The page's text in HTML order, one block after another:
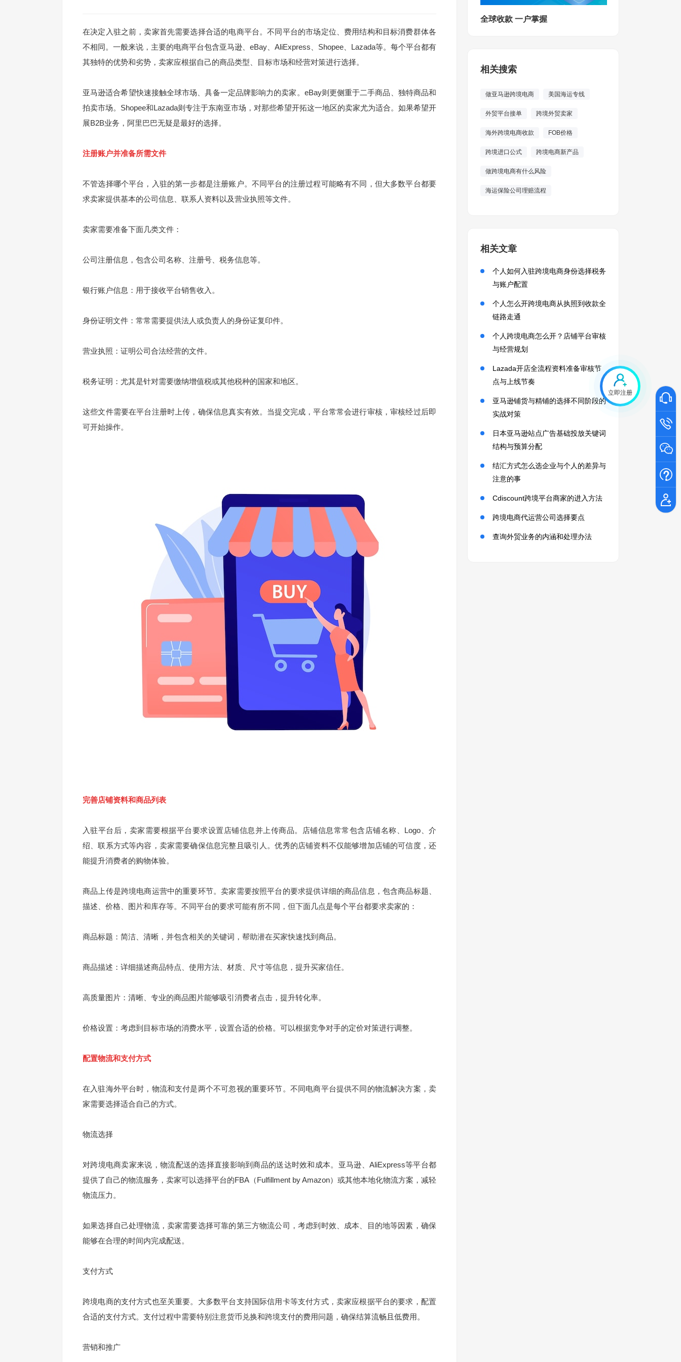
立即注册
在决定入驻之前，卖家首先需要选择合适的电商平台。不同平台的市场定位、费用结构和目标消费群体各
不相同。一般来说，主要的电商平台包含亚马逊、eBay、AliExpress、Shopee、Lazada等。每个平台都有
其独特的优势和劣势，卖家应根据自己的商品类型、目标市场和经营对策进行选择。
亚马逊适合希望快速接触全球市场、具备一定品牌影响力的卖家。eBay则更侧重于二手商品、独特商品和
拍卖市场。Shopee和Lazada则专注于东南亚市场，对那些希望开拓这一地区的卖家尤为适合。如果希望开
展B2B业务，阿里巴巴无疑是最好的选择。
注册账户并准备所需文件
不管选择哪个平台，入驻的第一步都是注册账户。不同平台的注册过程可能略有不同，但大多数平台都要
求卖家提供基本的公司信息、联系人资料以及营业执照等文件。
卖家需要准备下面几类文件：
公司注册信息，包含公司名称、注册号、税务信息等。
银行账户信息：用于接收平台销售收入。
身份证明文件：常常需要提供法人或负责人的身份证复印件。
营业执照：证明公司合法经营的文件。
税务证明：尤其是针对需要缴纳增值税或其他税种的国家和地区。
这些文件需要在平台注册时上传，确保信息真实有效。当提交完成，平台常常会进行审核，审核经过后即
可开始操作。
完善店铺资料和商品列表
入驻平台后，卖家需要根据平台要求设置店铺信息并上传商品。店铺信息常常包含店铺名称、Logo、介
绍、联系方式等内容，卖家需要确保信息完整且吸引人。优秀的店铺资料不仅能够增加店铺的可信度，还
能提升消费者的购物体验。
商品上传是跨境电商运营中的重要环节。卖家需要按照平台的要求提供详细的商品信息，包含商品标题、
描述、价格、图片和库存等。不同平台的要求可能有所不同，但下面几点是每个平台都要求卖家的：
商品标题：简洁、清晰，并包含相关的关键词，帮助潜在买家快速找到商品。
商品描述：详细描述商品特点、使用方法、材质、尺寸等信息，提升买家信任。
高质量图片：清晰、专业的商品图片能够吸引消费者点击，提升转化率。
价格设置：考虑到目标市场的消费水平，设置合适的价格。可以根据竞争对手的定价对策进行调整。
配置物流和支付方式
在入驻海外平台时，物流和支付是两个不可忽视的重要环节。不同电商平台提供不同的物流解决方案，卖
家需要选择适合自己的方式。
物流选择
对跨境电商卖家来说，物流配送的选择直接影响到商品的送达时效和成本。亚马逊、AliExpress等平台都
提供了自己的物流服务，卖家可以选择平台的FBA（Fulfillment by Amazon）或其他本地化物流方案，减轻
物流压力。
如果选择自己处理物流，卖家需要选择可靠的第三方物流公司，考虑到时效、成本、目的地等因素，确保
能够在合理的时间内完成配送。
支付方式
跨境电商的支付方式也至关重要。大多数平台支持国际信用卡等支付方式，卖家应根据平台的要求，配置
合适的支付方式。支付过程中需要特别注意货币兑换和跨境支付的费用问题，确保结算流畅且低费用。
营销和推广
全球收款 一户掌握
相关搜索
做亚马逊跨境电商 美国海运专线
外贸平台接单 跨境外贸卖家
海外跨境电商收款 FOB价格
跨境进口公式 跨境电商新产品
做跨境电商有什么风险
海运保险公司理赔流程
相关文章
个人如何入驻跨境电商身份选择税务
与账户配置
个人怎么开跨境电商从执照到收款全
链路走通
个人跨境电商怎么开？店铺平台审核
与经营规划
Lazada开店全流程资料准备审核节
点与上线节奏
亚马逊铺货与精铺的选择不同阶段的
实战对策
日本亚马逊站点广告基础投放关键词
结构与预算分配
结汇方式怎么选企业与个人的差异与
注意的事
Cdiscount跨境平台商家的进入方法
跨境电商代运营公司选择要点
查询外贸业务的内涵和处理办法